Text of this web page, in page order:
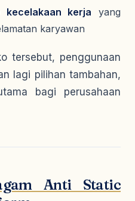
kecelakaan kerja yang
karyawan
tersebut, penggunaan
lagi pilihan tambahan,
bagi perusahaan
Anti Static